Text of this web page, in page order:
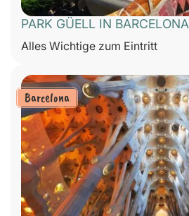
PARK GÜELL IN BARCELONA
Alles Wichtige zum Eintritt
Barcelona